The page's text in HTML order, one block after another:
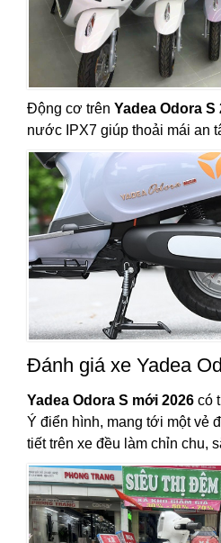
Động cơ trên Yadea Odora S
nước IPX7 giúp thoải mái an
Đánh giá xe Yadea
Yadea Odora S mới 2026 có
Ý điển hình, mang tới một vẻ
tiết trên xe đều làm chỉn chu,